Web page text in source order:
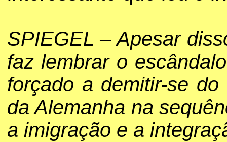
SPIEGEL – Apesar
faz lembrar o
forçado a demitir-se
da Alemanha na
a imigração e a